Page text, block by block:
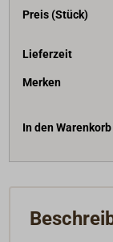
Preis (Stück)
Lieferzeit
Merken
In den Warenkorb